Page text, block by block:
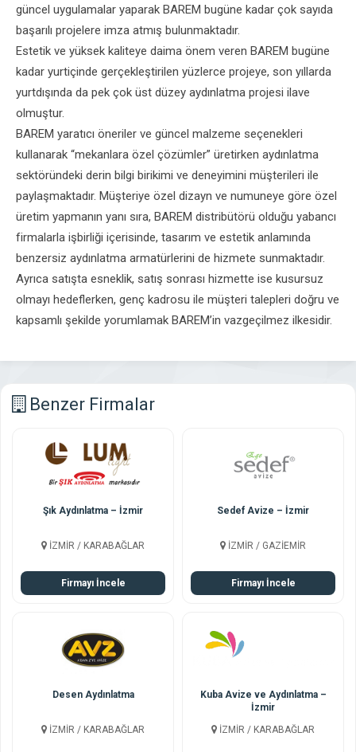
güncel uygulamalar yaparak BAREM bugüne kadar çok sayıda
başarılı projelere imza atmış bulunmaktadır.
Estetik ve yüksek kaliteye daima önem veren BAREM bugüne
kadar yurtiçinde gerçekleştirilen yüzlerce projeye, son yıllarda
yurtdışında da pek çok üst düzey aydınlatma projesi ilave
olmuştur.
BAREM yaratıcı öneriler ve güncel malzeme seçenekleri
kullanarak “mekanlara özel çözümler” üretirken aydınlatma
sektöründeki derin bilgi birikimi ve deneyimini müşterileri ile
paylaşmaktadır. Müşteriye özel dizayn ve numuneye göre özel
üretim yapmanın yanı sıra, BAREM distribütörü olduğu yabancı
firmalarla işbirliği içerisinde, tasarım ve estetik anlamında
benzersiz aydınlatma armatürlerini de hizmete sunmaktadır.
Ayrıca satışta esneklik, satış sonrası hizmette ise kusursuz
olmayı hedeflerken, genç kadrosu ile müşteri talepleri doğru ve
kapsamlı şekilde yorumlamak BAREM’in vazgeçilmez ilkesidir.
Benzer Firmalar
Şık Aydınlatma – İzmir
İZMİR / KARABAĞLAR
Firmayı İncele
Sedef Avize – İzmir
İZMİR / GAZİEMİR
Firmayı İncele
Desen Aydınlatma
İZMİR / KARABAĞLAR
Kuba Avize ve Aydınlatma –
İzmir
İZMİR / KARABAĞLAR